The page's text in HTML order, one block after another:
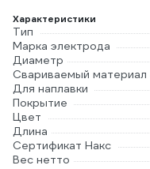
Характеристики
Тип
Марка электрода
Диаметр
Свариваемый материал
Для наплавки
Покрытие
Цвет
Длина
Сертификат Накс
Вес нетто